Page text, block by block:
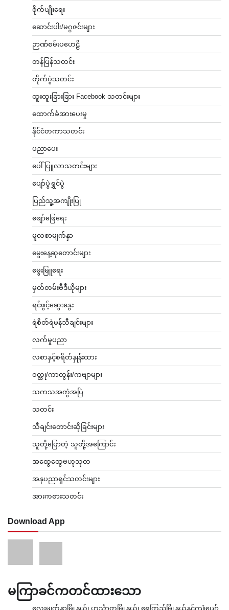
စိုက်ပျိုးရေး
ဆောင်းပါး/မဂ္ဂဇင်းများ
ဉာဏ်စမ်းပဟေဠိ
တန်ပြန်သတင်း
တိုက်ပွဲသတင်း
ထူးထူးခြားခြား Facebook သတင်းများ
ထောက်ခံအားပေးမှု
နိုင်ငံတကာသတင်း
ပညာပေး
ပေါ်ပြူလာသတင်းများ
ပျော်ပွဲရွှင်ပွဲ
ပြည်သူ့အကျိုးပြု
ဖျော်ဖြေရေး
မူလစာမျက်နှာ
မွေးနေ့ဆုတောင်းများ
မွေးမြူရေး
မှတ်တမ်းဗီဒီယိုများ
ရင်ဖွင့်ဆွေးနွေး
ရဲစိတ်ရဲမန်သီချင်းများ
လက်မှုပညာ
လစာနှင့်စရိတ်နှုန်းထား
ဝတ္ထု/ကာတွန်း/ကဗျာများ
သကသအကွဲအပြဲ
သတင်း
သီချင်းတောင်းဆိုခြင်းများ
သူတို့ပြောတဲ့ သူတို့အကြောင်း
အထွေထွေဗဟုသုတ
အနုပညာရှင်သတင်းများ
အားကစားသတင်း
Download App
မကြာခင်ကတင်ထားသော
လေးမျက်နှာမြို့နယ်၊ ဟင်္သာတမြို့နယ်၊ ရေကြည်မြို့နယ်နှင့်ကျုံပျော်